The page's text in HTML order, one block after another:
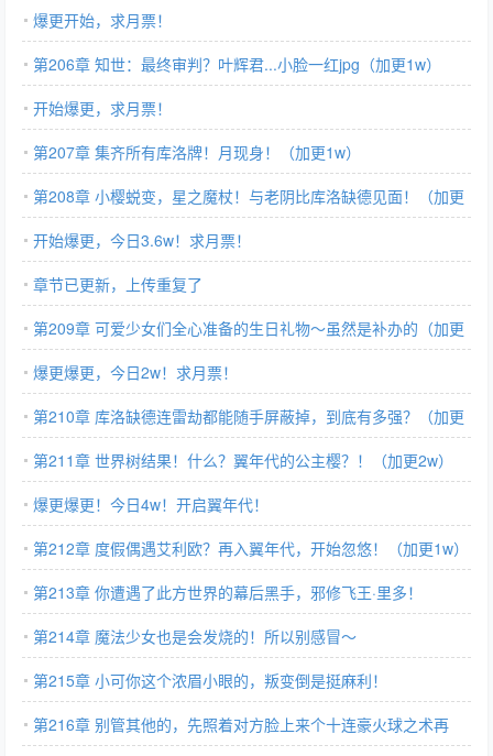
爆更开始，求月票！
第206章 知世：最终审判？叶辉君...小脸一红jpg（加更1w）
开始爆更，求月票！
第207章 集齐所有库洛牌！月现身！（加更1w）
第208章 小樱蜕变，星之魔杖！与老阴比库洛缺德见面！（加更
1.6w）
开始爆更，今日3.6w！求月票！
章节已更新，上传重复了
第209章 可爱少女们全心准备的生日礼物～虽然是补办的（加更
1w）
爆更爆更，今日2w！求月票！
第210章 库洛缺德连雷劫都能随手屏蔽掉，到底有多强？（加更
1w）
第211章 世界树结果！什么？翼年代的公主樱？！（加更2w）
爆更爆更！今日4w！开启翼年代！
第212章 度假偶遇艾利欧？再入翼年代，开始忽悠！（加更1w）
第213章 你遭遇了此方世界的幕后黑手，邪修飞王·里多！
第214章 魔法少女也是会发烧的！所以别感冒～
第215章 小可你这个浓眉小眼的，叛变倒是挺麻利！
第216章 别管其他的，先照着对方脸上来个十连豪火球之术再